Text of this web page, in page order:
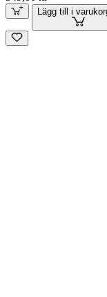
Lägg till i